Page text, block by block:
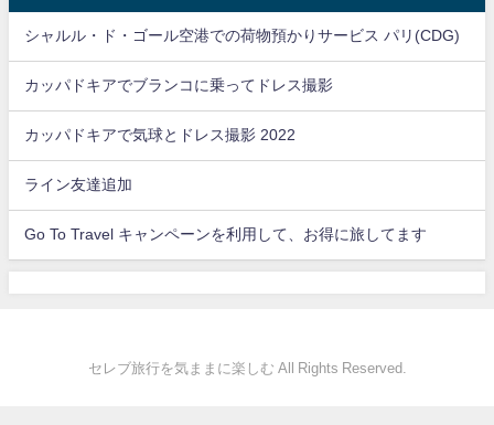
シャルル・ド・ゴール空港での荷物預かりサービス パリ(CDG)
カッパドキアでブランコに乗ってドレス撮影
カッパドキアで気球とドレス撮影 2022
ライン友達追加
Go To Travel キャンペーンを利用して、お得に旅してます
セレブ旅行を気ままに楽しむ All Rights Reserved.